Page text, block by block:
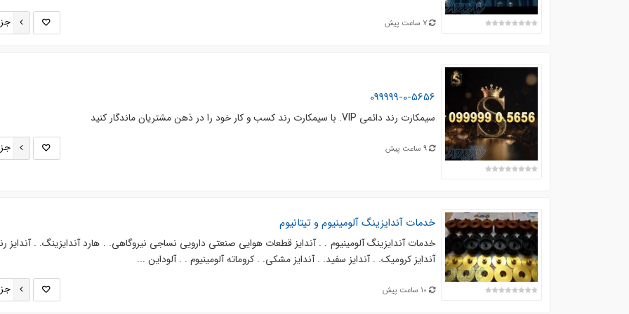
7 ساعت پیش
099999-0-5656
سیمکارت رند دائمی VIP. با سیمکارت رند کسب و کار خود را در ذهن مشتریان ماندگار کنید
9 ساعت پیش
خدمات آندایزینگ آلومینیوم و تیتانیوم
خدمات آندایزینگ آلومینیوم . . آندایز قطعات هوایی صنعتی دارویی نساجی نیروگاهی. . هارد آندایزینگ. . آندایز
آندایز کرومیک. . آندایز سفید. . آندایز مشکی. . کروماته آلومینیوم . . آلوداین ...
10 ساعت پیش